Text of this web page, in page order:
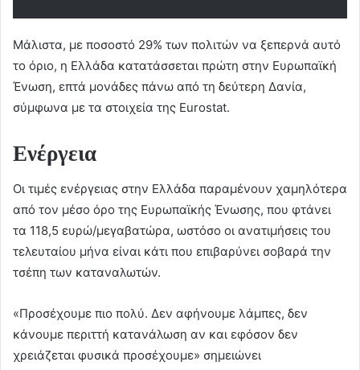
Μάλιστα, με ποσοστό 29% των πολιτών να ξεπερνά αυτό
το όριο, η Ελλάδα κατατάσσεται πρώτη στην Ευρωπαϊκή
Ένωση, επτά μονάδες πάνω από τη δεύτερη Δανία,
σύμφωνα με τα στοιχεία της Eurostat.
Ενέργεια
Οι τιμές ενέργειας στην Ελλάδα παραμένουν χαμηλότερα
από τον μέσο όρο της Ευρωπαϊκής Ένωσης, που φτάνει
τα 118,5 ευρώ/μεγαβατώρα, ωστόσο οι ανατιμήσεις του
τελευταίου μήνα είναι κάτι που επιβαρύνει σοβαρά την
τσέπη των καταναλωτών.
«Προσέχουμε πιο πολύ. Δεν αφήνουμε λάμπες, δεν
κάνουμε περιττή κατανάλωση αν και εφόσον δεν
χρειάζεται φυσικά προσέχουμε» σημειώνει